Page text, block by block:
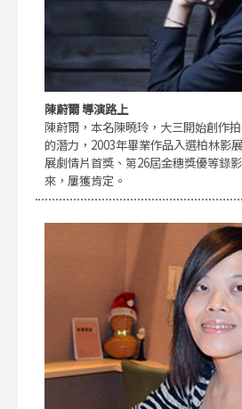
陳蔚爾 導演路上
陳蔚爾，本名陳曉玲，大三開始創作
的潛力，2003年畢業作品入選柏林影
展劇情片首獎、第26屆金穗獎優等錄
來，屢獲肯定。